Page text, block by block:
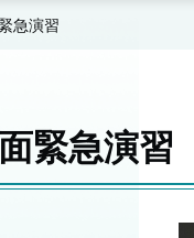
急演習
緊急演習